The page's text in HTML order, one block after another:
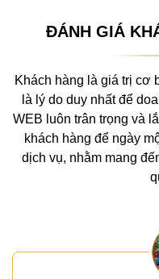
ĐÁNH GIÁ
Khách hàng là giá trị cơ
là lý do duy nhất để
WEB luôn trân trọng và
khách hàng để ngày
dịch vụ, nhằm mang